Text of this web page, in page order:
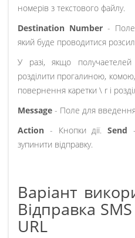
номерів з текстового файлу.
Destination Number -
який буде проводитися
У разі, якщо
розділити прогалиною,
повернення каретки \ r і
Message - Поле для
Action - Кнопки дії.Send
зупинити відправку.
Варіант
Відправка
URL